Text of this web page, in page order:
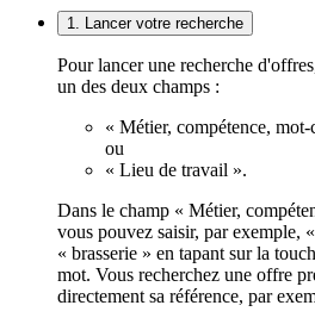
1. Lancer votre recherche
Pour lancer une recherche
un des deux champs :
« Métier, compétence,
ou
« Lieu de travail ».
Dans le champ « Métier,
vous pouvez saisir, par exemple,
« brasserie » en tapant sur la
mot. Vous recherchez une offre
directement sa référence, par